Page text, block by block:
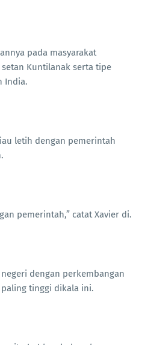
pada masyarakat
Kuntilanak serta tipe
India.
letih dengan pemerintah
pemerintah,” catat Xavier di.
dengan perkembangan
tinggi dikala ini.